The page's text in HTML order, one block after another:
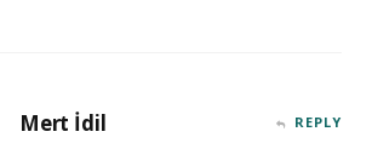
Mert İdil REPLY